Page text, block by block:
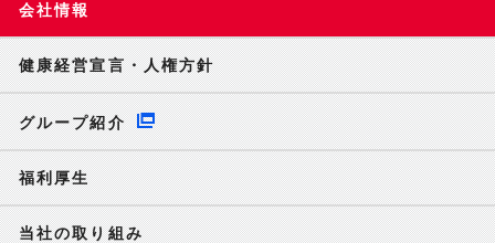
会社情報
健康経営宣言・人権方針
グループ紹介
福利厚生
当社の取り組み